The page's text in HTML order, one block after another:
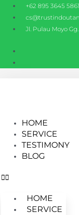
content
+62 895 3645
Jl. Pulau Moyo
HOME
SERVICE
TESTIMONY
BLOG
HOME
SERVICE